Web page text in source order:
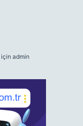
için admin